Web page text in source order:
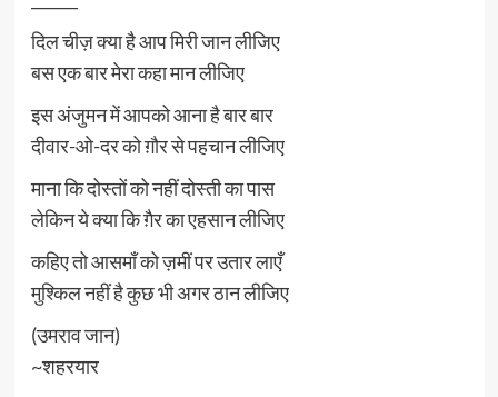
दिल चीज़ क्या है आप मिरी जान लीजिए
बस एक बार मेरा कहा मान लीजिए
इस अंजुमन में आपको आना है बार बार
दीवार-ओ-दर को ग़ौर से पहचान लीजिए
माना कि दोस्तों को नहीं दोस्ती का पास
लेकिन ये क्या कि ग़ैर का एहसान लीजिए
कहिए तो आसमाँ को ज़मीं पर उतार लाएँ
मुश्किल नहीं है कुछ भी अगर ठान लीजिए
(उमराव जान)
~शहरयार